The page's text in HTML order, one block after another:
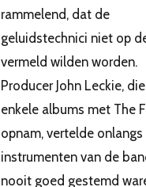
rammelend, dat de
geluidstechnici niet op
vermeld wilden worden.
Producer John Leckie, die
enkele albums met The
opnam, vertelde
instrumenten van de
nooit goed gestemd